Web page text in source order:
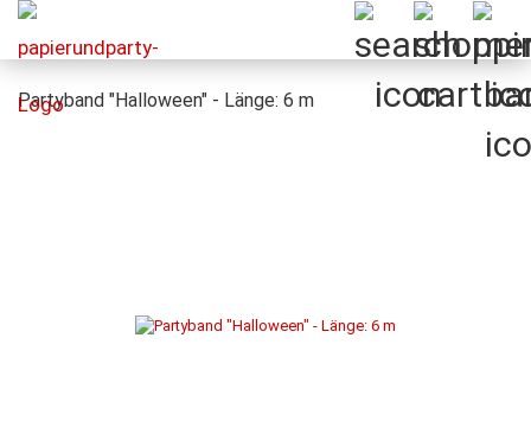
Partyband "Halloween" - Länge: 6 m